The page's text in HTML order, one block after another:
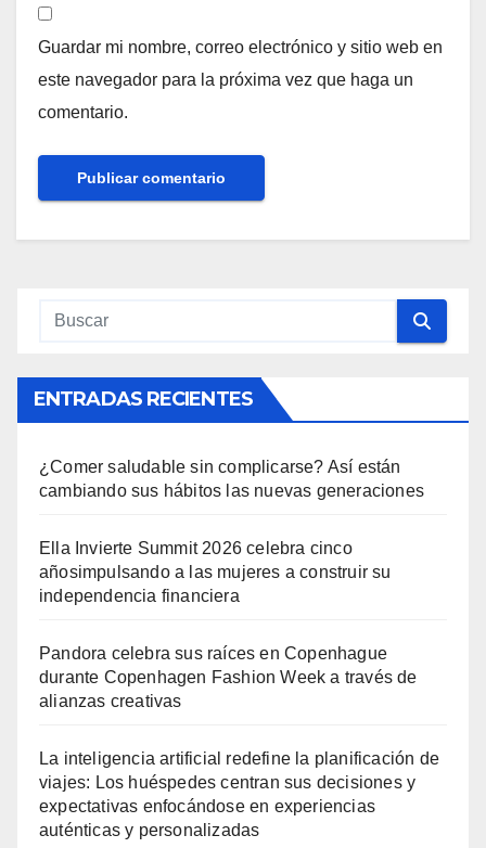
Guardar mi nombre, correo electrónico y sitio web en
este navegador para la próxima vez que haga un
comentario.
ENTRADAS RECIENTES
¿Comer saludable sin complicarse? Así están
cambiando sus hábitos las nuevas generaciones
Ella Invierte Summit 2026 celebra cinco
añosimpulsando a las mujeres a construir su
independencia financiera
Pandora celebra sus raíces en Copenhague
durante Copenhagen Fashion Week a través de
alianzas creativas
La inteligencia artificial redefine la planificación de
viajes: Los huéspedes centran sus decisiones y
expectativas enfocándose en experiencias
auténticas y personalizadas